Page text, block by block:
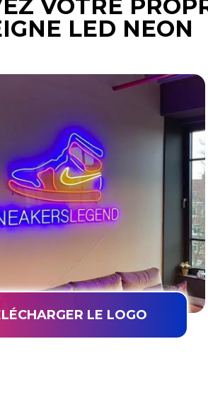
VOTRE
LED NEON
LE LOGO